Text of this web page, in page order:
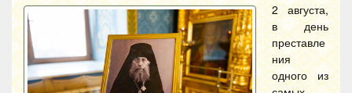
2 августа,
в день
преставле
ния
одного из